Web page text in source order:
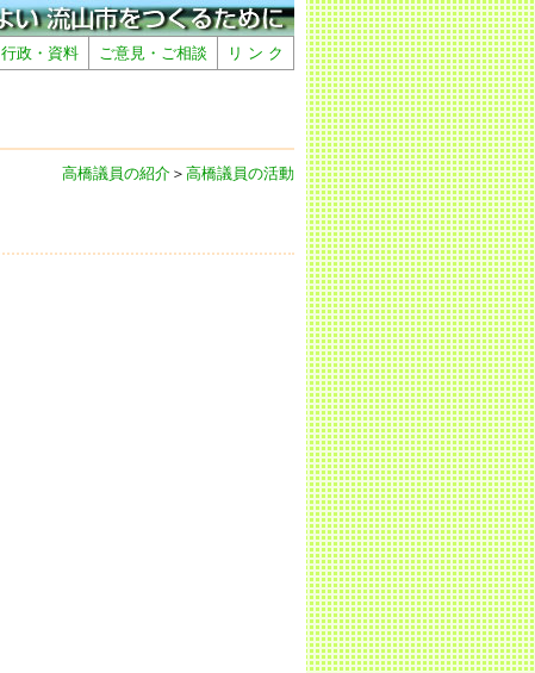
行政・資料 ご意見・ご相談 リ ン ク
高橋議員の紹介 ＞ 高橋議員の活動